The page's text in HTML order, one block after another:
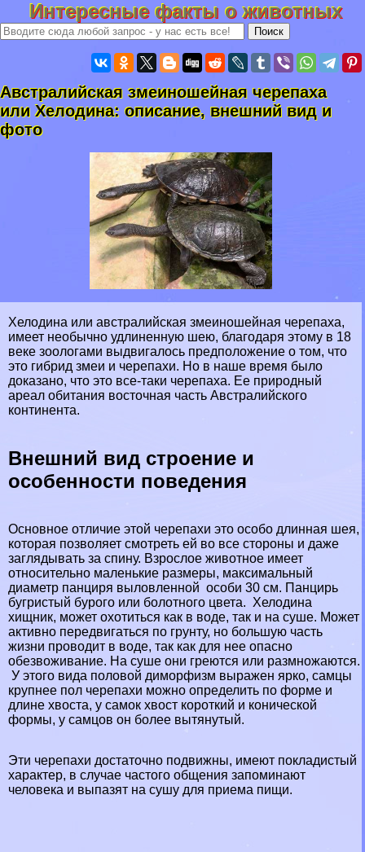
Интересные факты о животных
Австралийская змеиношейная черепаха
или Хелодина: описание, внешний вид и
фото
Хелодина или австралийская змеиношейная черепаха,
имеет необычно удлиненную шею, благодаря этому в 18
веке зоологами выдвигалось предположение о том, что
это гибрид змеи и черепахи. Но в наше время было
доказано, что это все-таки черепаха. Ее природный
ареал обитания восточная часть Австралийского
континента.
Внешний вид строение и
особенности поведения
Основное отличие этой черепахи это особо длинная шея,
которая позволяет смотреть ей во все стороны и даже
заглядывать за спину. Взрослое животное имеет
относительно маленькие размеры, максимальный
диаметр панциря выловленной особи 30 см. Панцирь
бугристый бурого или болотного цвета. Хелодина
хищник, может охотиться как в воде, так и на суше. Может
активно передвигаться по грунту, но большую часть
жизни проводит в воде, так как для нее опасно
обезвоживание. На суше они греются или размножаются.
У этого вида пoлoвoй диморфизм выражен ярко, самцы
крупнее пол черепахи можно определить по форме и
длине хвоста, у самок хвост короткий и конической
формы, у самцов он более вытянутый.
Эти черепахи достаточно подвижны, имеют покладистый
хаpaктер, в случае частого общения запоминают
человека и выпазят на сушу для приема пищи.